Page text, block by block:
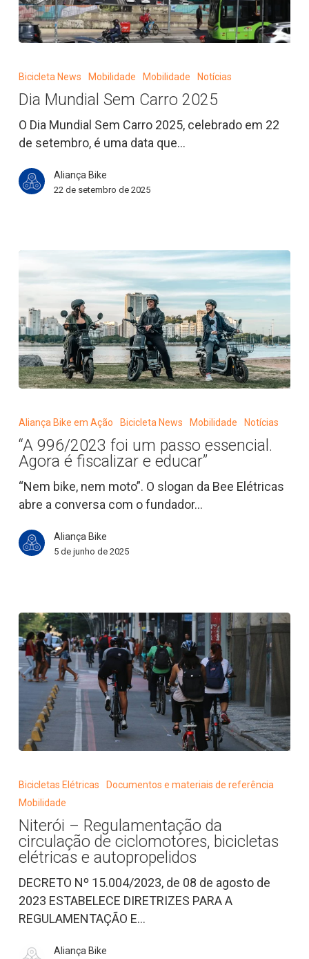
Carro
2025
Bicicleta News Mobilidade Mobilidade Notícias
Dia Mundial Sem Carro 2025
O Dia Mundial Sem Carro 2025, celebrado em 22
de setembro, é uma data que…
Aliança Bike
22 de setembro de 2025
996/2023
um
passo
essencial.
Agora
fiscalizar
e
Aliança Bike em Ação Bicicleta News Mobilidade Notícias
“A 996/2023 foi um passo essencial.
Agora é fiscalizar e educar”
“Nem bike, nem moto”. O slogan da Bee Elétricas
abre a conversa com o fundador…
Aliança Bike
5 de junho de 2025
circulação
de
ciclomotores,
bicicletas
elétricas
e
Bicicletas Elétricas
Documentos e materiais de referência
Mobilidade
Niterói – Regulamentação da
circulação de ciclomotores, bicicletas
elétricas e autopropelidos
DECRETO Nº 15.004/2023, de 08 de agosto de
2023 ESTABELECE DIRETRIZES PARA A
REGULAMENTAÇÃO E…
Aliança Bike